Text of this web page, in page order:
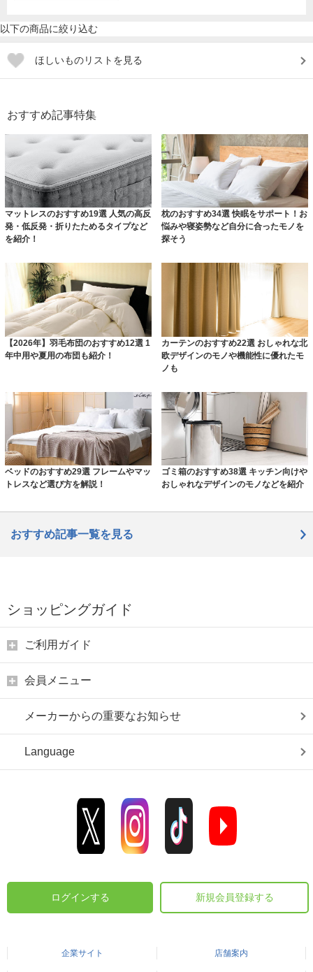
以下の商品に絞り込む
ほしいものリストを見る
おすすめ記事特集
マットレスのおすすめ19選 人気の高反
発・低反発・折りたためるタイプなど
を紹介！
枕のおすすめ34選 快眠をサポート！お
悩みや寝姿勢など自分に合ったモノを
探そう
【2026年】羽毛布団のおすすめ12選 1
年中用や夏用の布団も紹介！
カーテンのおすすめ22選 おしゃれな北
欧デザインのモノや機能性に優れたモ
ノも
ベッドのおすすめ29選 フレームやマッ
トレスなど選び方を解説！
ゴミ箱のおすすめ38選 キッチン向けや
おしゃれなデザインのモノなどを紹介
おすすめ記事一覧を見る
ショッピングガイド
ご利用ガイド
会員メニュー
メーカーからの重要なお知らせ
Language
ログインする 新規会員登録する
企業サイト 店舗案内